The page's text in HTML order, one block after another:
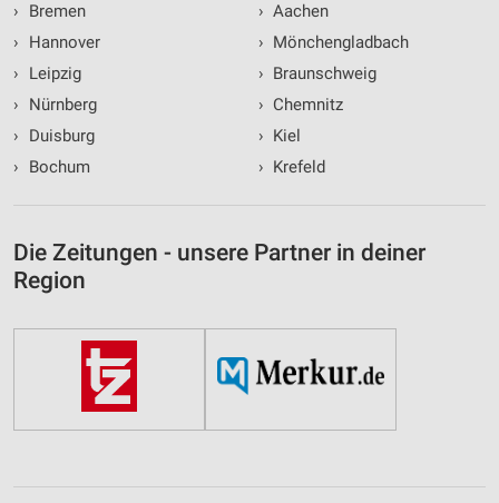
›
Bremen
›
Hannover
›
Leipzig
›
Nürnberg
›
Duisburg
›
Bochum
› Aachen
› Mönchengladbach
› Braunschweig
› Chemnitz
› Kiel
› Krefeld
Die Zeitungen - unsere Partner in deiner
Region